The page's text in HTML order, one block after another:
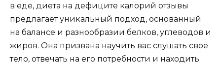
в еде, диета на дефиците калорий отзывы
предлагает уникальный подход, основанный
на балансе и разнообразии белков, углеводов и
жиров. Она призвана научить вас слушать свое
тело, отвечать на его потребности и находить